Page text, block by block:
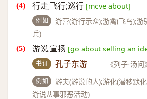
行走;飞行;巡行 [move about]
例如
游营(游行示众);游禽(飞鸟);
兵)
游说;宣扬 [go about selling an
书证 孔子东游 —— 《列子·汤问》
例如
游夫(游说的人);游化(潜移默
游说从事邪恶活动)